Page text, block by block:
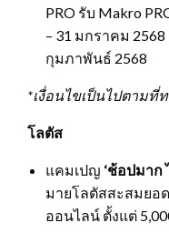
PRO รับ Makro
– 31 มกราคม
กุมภาพันธ์ 2568
*เงื่อนไขเป็นไปตามที่
โลตัส
แคมเปญ ‘ช้อปมาก
มายโลตัสสะสมยอ
ออนไลน์ ตั้งแต่